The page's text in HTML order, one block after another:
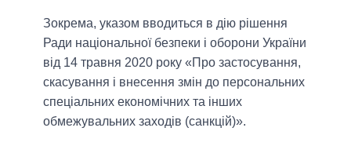
Зокрема, указом вводиться в дію рішення
Ради національної безпеки і оборони України
від 14 травня 2020 року «Про застосування,
скасування і внесення змін до персональних
спеціальних економічних та інших
обмежувальних заходів (санкцій)».